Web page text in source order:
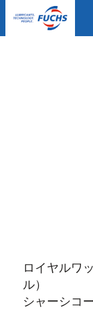
ロイヤルワ
ル）
シャーシコ